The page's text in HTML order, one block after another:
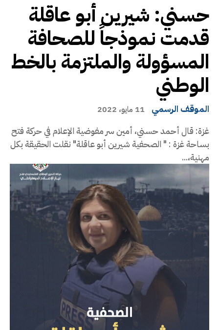
حسني: شيرين أبو عاقلة
قدمت نموذجاً للصحافة
المسؤولة والملتزمة بالخط
الوطني
الموقف الرسمي 11 مايو، 2022
غزة: قال أحمد حسني، أمين سر مفوضية الإعلام في حركة فتح
بساحة غزة : " الصحفية شيرين أبو عاقلة" نقلت الحقيقة بكل
مهنية،...